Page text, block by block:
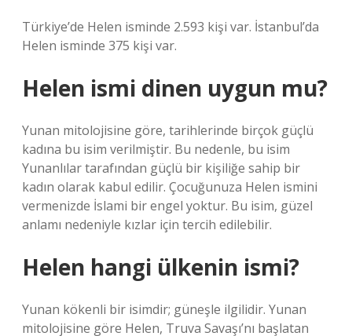
Türkiye’de Helen isminde 2.593 kişi var. İstanbul’da
Helen isminde 375 kişi var.
Helen ismi dinen uygun mu?
Yunan mitolojisine göre, tarihlerinde birçok güçlü
kadına bu isim verilmiştir. Bu nedenle, bu isim
Yunanlılar tarafından güçlü bir kişiliğe sahip bir
kadın olarak kabul edilir. Çocuğunuza Helen ismini
vermenizde İslami bir engel yoktur. Bu isim, güzel
anlamı nedeniyle kızlar için tercih edilebilir.
Helen hangi ülkenin ismi?
Yunan kökenli bir isimdir; güneşle ilgilidir. Yunan
mitolojisine göre Helen, Truva Savaşı’nı başlatan